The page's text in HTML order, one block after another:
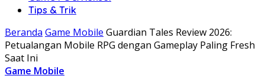
Tips & Trik
Beranda Game Mobile Guardian Tales Review 2026:
Petualangan Mobile RPG dengan Gameplay Paling Fresh
Saat Ini
Game Mobile